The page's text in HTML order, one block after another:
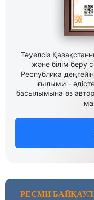
Тәуелсіз
және білім беру
Республика
ғылыми –
басылымына өз
РЕСМИ